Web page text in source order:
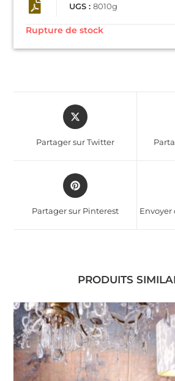
UGS :8010g
Rupture de stock
Partager sur Twitter
Partager sur Pinterest
PRODUITS